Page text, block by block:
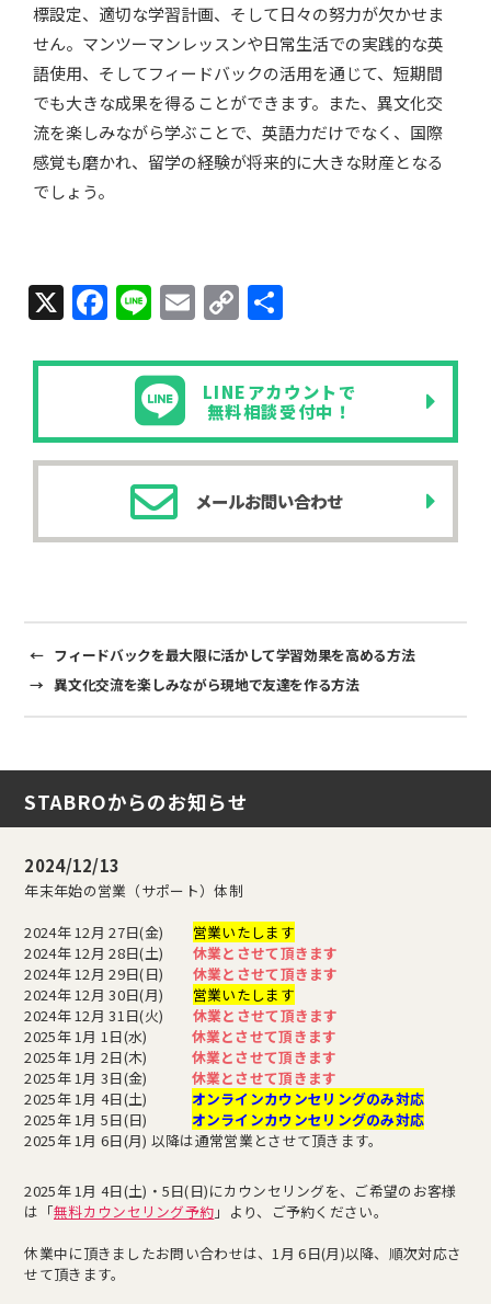
標設定、適切な学習計画、そして日々の努力が欠かせま
せん。マンツーマンレッスンや日常生活での実践的な英
語使用、そしてフィードバックの活用を通じて、短期間
でも大きな成果を得ることができます。また、異文化交
流を楽しみながら学ぶことで、英語力だけでなく、国際
感覚も磨かれ、留学の経験が将来的に大きな財産となる
でしょう。
X
F
c
b
o
k
Li
e
E
ail
C
p
y
Li
n
k
LINEアカウントで
無料相談受付中！
メールお問い合わせ
← フィードバックを最大限に活かして学習効果を高める方法
→ 異文化交流を楽しみながら現地で友達を作る方法
STABROからのお知らせ
2024/12/13
年末年始の営業（サポート）体制
2024年 12月 27日(金) 営業いたします
2024年 12月 28日(土) 休業とさせて頂きます
2024年 12月 29日(日) 休業とさせて頂きます
2024年 12月 30日(月) 営業いたします
2024年 12月 31日(火) 休業とさせて頂きます
2025年 1月 1日(水) 休業とさせて頂きます
2025年 1月 2日(木) 休業とさせて頂きます
2025年 1月 3日(金) 休業とさせて頂きます
2025年 1月 4日(土) オンラインカウンセリングのみ対応
2025年 1月 5日(日) オンラインカウンセリングのみ対応
2025年 1月 6日(月) 以降は通常営業とさせて頂きます。
2025年 1月 4日(土)・5日(日)にカウンセリングを、ご希望のお客様
は「無料カウンセリング予約 」より、ご予約ください。
休業中に頂きましたお問い合わせは、1月 6日(月)以降、順次対応さ
せて頂きます。